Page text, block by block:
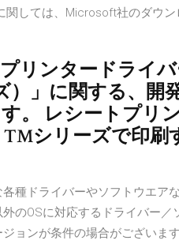
関しては、Microsoft社のダウ
リンタードライ
）」に関する、
。 レシートプリ
TMシリーズで印
種ドライバーやソフトウエア
のOSに対応するドライバー
ョンが条件の場合がございま